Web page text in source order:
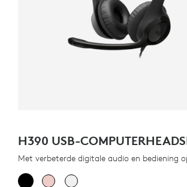
H390 USB-
Met verbeterde digitale audio en bediening